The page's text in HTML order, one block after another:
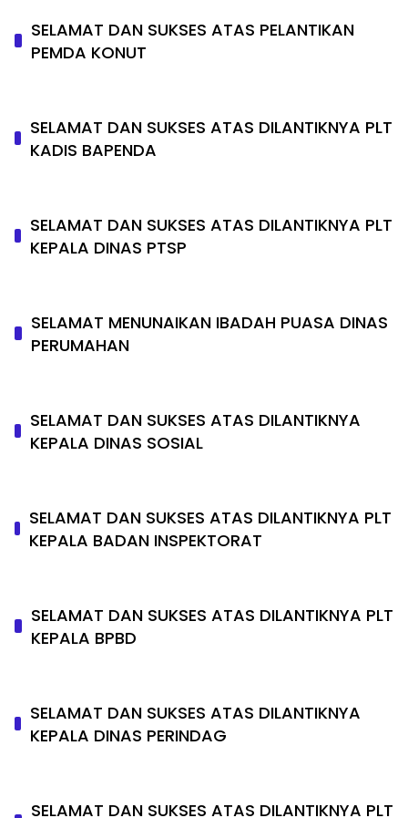
SELAMAT DAN SUKSES ATAS PELANTIKAN
PEMDA KONUT
SELAMAT DAN SUKSES ATAS DILANTIKNYA PLT
KADIS BAPENDA
SELAMAT DAN SUKSES ATAS DILANTIKNYA PLT
KEPALA DINAS PTSP
SELAMAT MENUNAIKAN IBADAH PUASA DINAS
PERUMAHAN
SELAMAT DAN SUKSES ATAS DILANTIKNYA
KEPALA DINAS SOSIAL
SELAMAT DAN SUKSES ATAS DILANTIKNYA PLT
KEPALA BADAN INSPEKTORAT
SELAMAT DAN SUKSES ATAS DILANTIKNYA PLT
KEPALA BPBD
SELAMAT DAN SUKSES ATAS DILANTIKNYA
KEPALA DINAS PERINDAG
SELAMAT DAN SUKSES ATAS DILANTIKNYA PLT